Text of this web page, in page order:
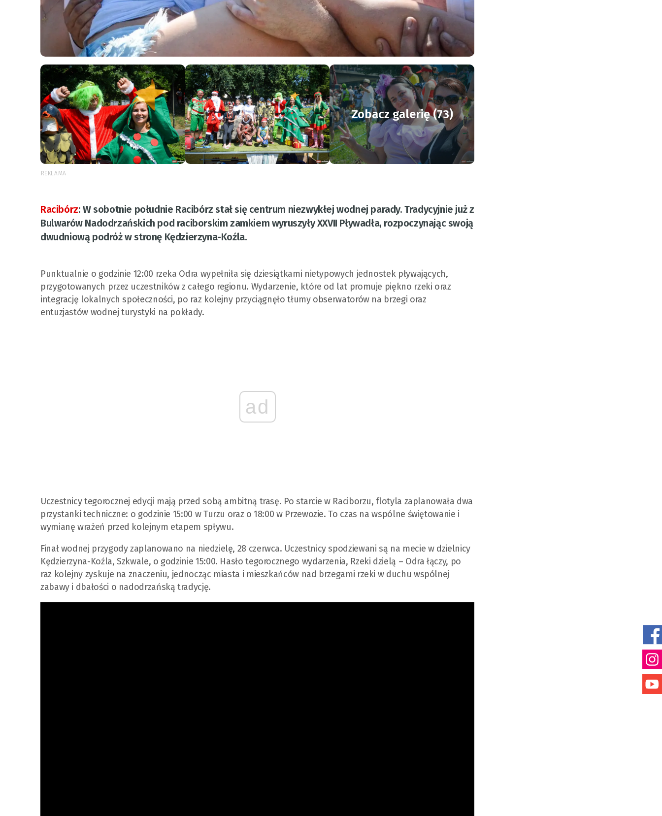
Zobacz galerię (73)
REKLAMA
Racibórz:W sobotnie południe Racibórz stał się centrum niezwykłej wodnej parady. Tradycyjnie już z
Bulwarów Nadodrzańskich pod raciborskim zamkiem wyruszyły XXVII Pływadła, rozpoczynając swoją
dwudniową podróż w stronę Kędzierzyna-Koźla.
Punktualnie o godzinie 12:00 rzeka Odra wypełniła się dziesiątkami nietypowych jednostek pływających,
przygotowanych przez uczestników z całego regionu. Wydarzenie, które od lat promuje piękno rzeki oraz
integrację lokalnych społeczności, po raz kolejny przyciągnęło tłumy obserwatorów na brzegi oraz
entuzjastów wodnej turystyki na pokłady.
ad
Uczestnicy tegorocznej edycji mają przed sobą ambitną trasę. Po starcie w Raciborzu, flotyla zaplanowała dwa
przystanki techniczne: o godzinie 15:00 w Turzu oraz o 18:00 w Przewozie. To czas na wspólne świętowanie i
wymianę wrażeń przed kolejnym etapem spływu.
Finał wodnej przygody zaplanowano na niedzielę, 28 czerwca. Uczestnicy spodziewani są na mecie w dzielnicy
Kędzierzyna-Koźla, Szkwale, o godzinie 15:00. Hasło tegorocznego wydarzenia, Rzeki dzielą – Odra łączy, po
raz kolejny zyskuje na znaczeniu, jednocząc miasta i mieszkańców nad brzegami rzeki w duchu wspólnej
zabawy i dbałości o nadodrzańską tradycję.